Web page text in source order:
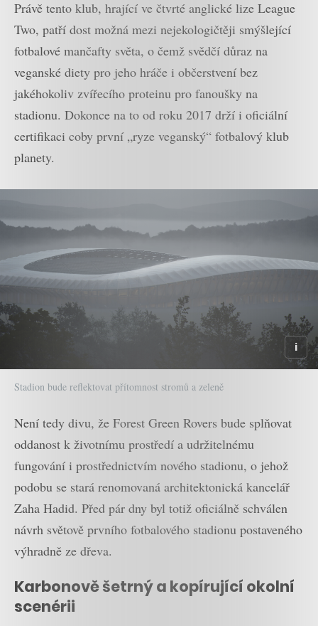
Právě tento klub, hrající ve čtvrté anglické lize League
Two, patří dost možná mezi nejekologičtěji smýšlející
fotbalové mančafty světa, o čemž svědčí důraz na
veganské diety pro jeho hráče i občerstvení bez
jakéhokoliv zvířecího proteinu pro fanoušky na
stadionu. Dokonce na to od roku 2017 drží i oficiální
certifikaci coby první „ryze veganský“ fotbalový klub
planety.
Stadion bude reflektovat přítomnost stromů a zeleně
Není tedy divu, že Forest Green Rovers bude splňovat
oddanost k životnímu prostředí a udržitelnému
fungování i prostřednictvím nového stadionu, o jehož
podobu se stará renomovaná architektonická kancelář
Zaha Hadid. Před pár dny byl totiž oficiálně schválen
návrh světově prvního fotbalového stadionu postaveného
výhradně ze dřeva.
Karbonově šetrný a kopírující okolní
scenérii